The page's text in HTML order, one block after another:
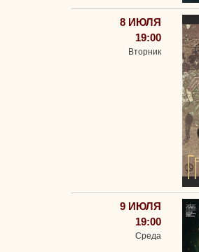
8 ИЮЛЯ
19:00
Вторник
9 ИЮЛЯ
19:00
Среда